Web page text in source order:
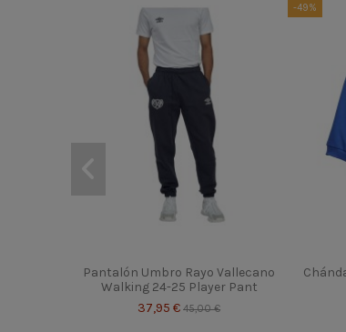
Pantalón Umbro Rayo Vallecano
Walking 24-25 Player Pant
37,95 €45,00 €
-49%